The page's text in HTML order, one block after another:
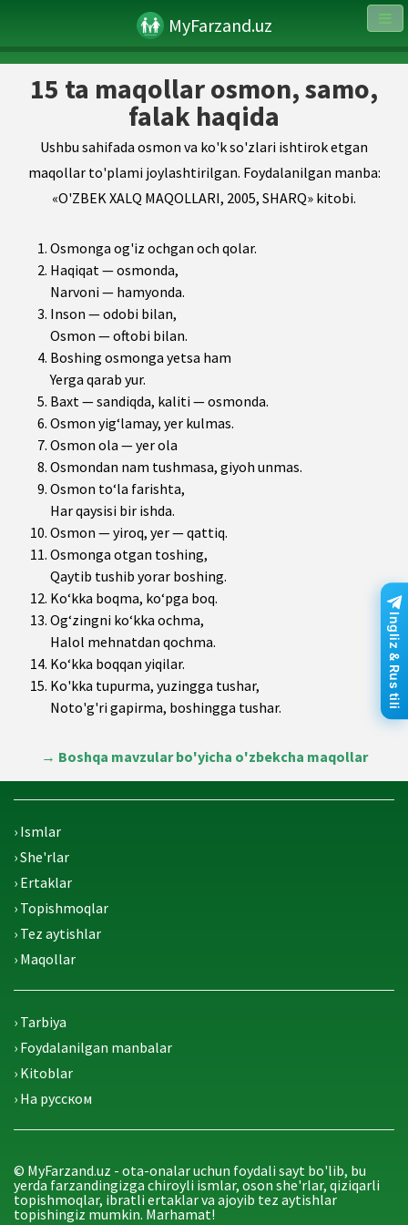
MyFarzand.uz
15 ta maqollar osmon, samo,
falak haqida
Ushbu sahifada osmon va ko'k so'zlari ishtirok etgan
maqollar to'plami joylashtirilgan. Foydalanilgan manba:
«O'ZBEK XALQ MAQOLLARI, 2005, SHARQ» kitobi.
Osmonga og'iz ochgan och qolar.
Haqiqat — osmonda,
Narvoni — hamyonda.
Inson — odobi bilan,
Osmon — oftobi bilan.
Boshing osmonga yetsa ham
Yerga qarab yur.
Baxt — sandiqda, kaliti — osmonda.
Osmon yig‘lamay, yer kulmas.
Osmon ola — yer ola
Osmondan nam tushmasa, giyoh unmas.
Osmon to‘la farishta,
Har qaysisi bir ishda.
Osmon — yiroq, yer — qattiq.
Osmonga otgan toshing,
Qaytib tushib yorar boshing.
Ko‘kka boqma, ko‘pga boq.
Og‘zingni ko‘kka ochma,
Halol mehnatdan qochma.
Ko‘kka boqqan yiqilar.
Ko'kka tupurma, yuzingga tushar,
Noto'g'ri gapirma, boshingga tushar.
→ Boshqa mavzular bo'yicha o'zbekcha maqollar
› Ismlar
› She'rlar
› Ertaklar
› Topishmoqlar
› Tez aytishlar
› Maqollar
› Tarbiya
› Foydalanilgan manbalar
› Kitoblar
› На русском
© MyFarzand.uz - ota-onalar uchun foydali sayt bo'lib, bu
yerda farzandingizga chiroyli ismlar, oson she'rlar, qiziqarli
topishmoqlar, ibratli ertaklar va ajoyib tez aytishlar
topishingiz mumkin. Marhamat!
Ingliz & Rus tili